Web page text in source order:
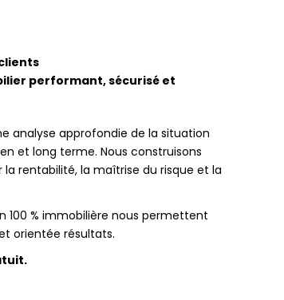
performant, sécurisé et
analyse approfondie de la situation
et long terme. Nous construisons
rentabilité, la maîtrise du risque et la
100 % immobilière nous permettent
orientée résultats.